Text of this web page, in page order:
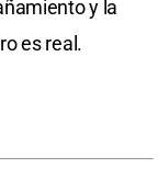
y la
es real.